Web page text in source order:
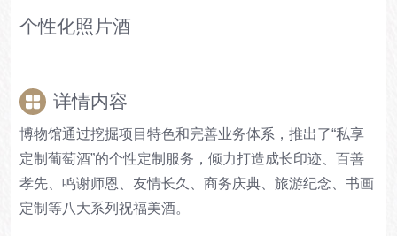
个性化照片酒
详情内容
博物馆通过挖掘项目特色和完善业务体系，推出了“私享
定制葡萄酒”的个性定制服务，倾力打造成长印迹、百善
孝先、鸣谢师恩、友情长久、商务庆典、旅游纪念、书画
定制等八大系列祝福美酒。